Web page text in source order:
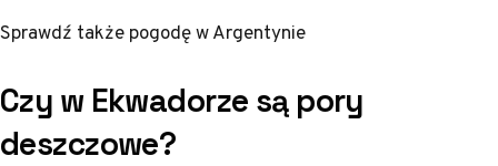
Sprawdź takżepogodę w Argentynie
Czy w Ekwadorze są pory
deszczowe?